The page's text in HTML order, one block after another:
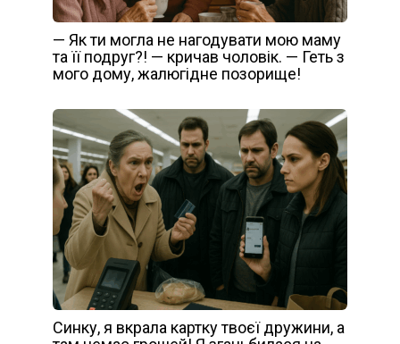
— Як ти могла не нагодувати мою маму
та її подруг?! — кричав чоловік. — Геть з
мого дому, жалюгідне позорище!
Синку, я вкрала картку твоєї дружини, а